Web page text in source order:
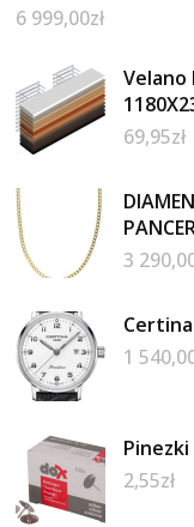
6 999,00zł
Velano
69,95zł
3
Certina
1
2,55zł